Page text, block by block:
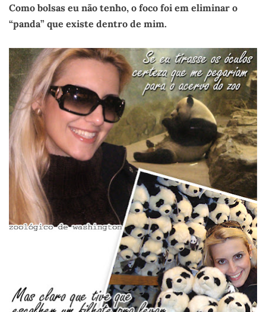
Como bolsas eu não tenho, o foco foi em eliminar o
“panda” que existe dentro de mim.